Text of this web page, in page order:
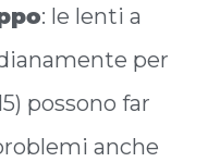
: le lenti a
per
possono far
anche